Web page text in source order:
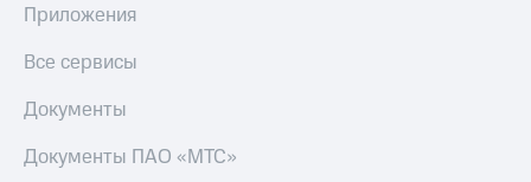
Приложения
Все сервисы
Документы
Документы ПАО «МТС»